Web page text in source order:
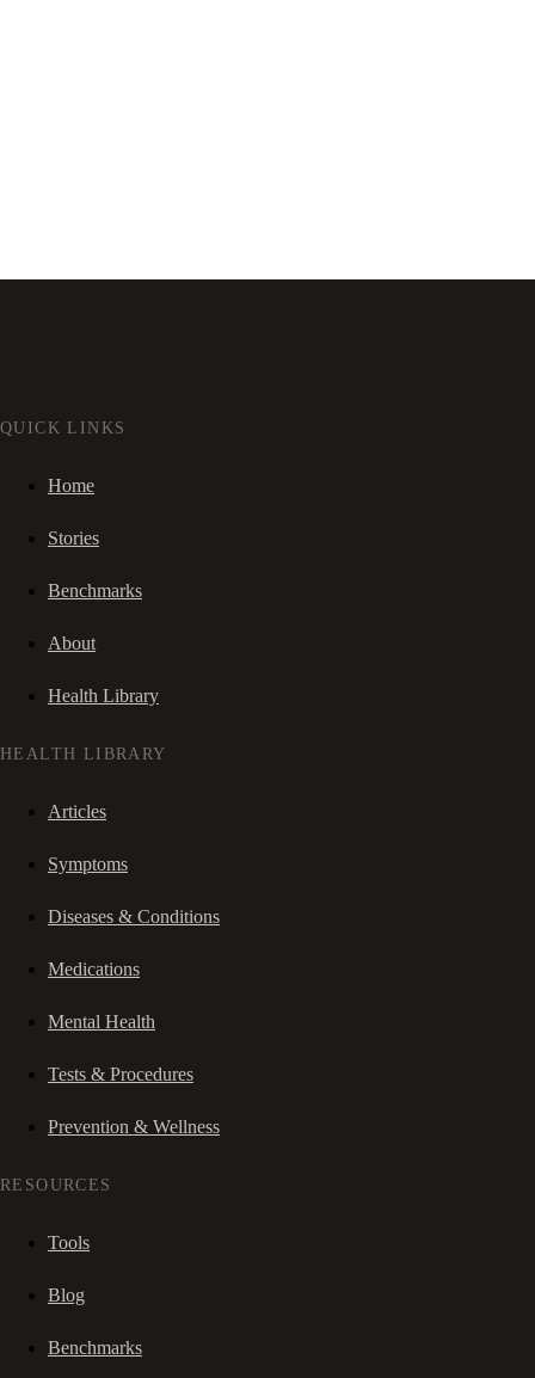
QUICK LINKS
Home
Stories
Benchmarks
About
Health Library
HEALTH LIBRARY
Articles
Symptoms
Diseases & Conditions
Medications
Mental Health
Tests & Procedures
Prevention & Wellness
RESOURCES
Tools
Blog
Benchmarks